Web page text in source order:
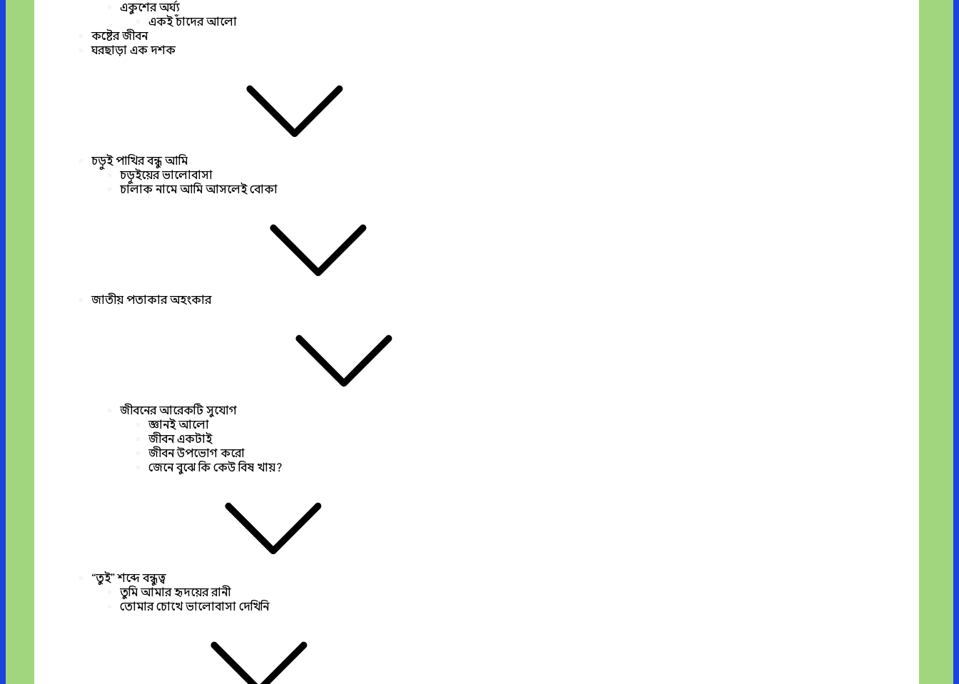
একুশের অর্ঘ্য
একই চাঁদের আলো
কষ্টের জীবন
ঘরছাড়া এক দশক
চড়ুই পাখির বন্ধু আমি
চড়ুইয়ের ভালোবাসা
চালাক নামে আমি আসলেই বোকা
জাতীয় পতাকার অহংকার
জীবনের আরেকটি সুযোগ
জ্ঞানই আলো
জীবন একটাই
জীবন উপভোগ করো
জেনে বুঝে কি কেউ বিষ খায়?
“তুই” শব্দে বন্ধুত্ব
তুমি আমার হৃদয়ের রানী
তোমার চোখে ভালোবাসা দেখিনি